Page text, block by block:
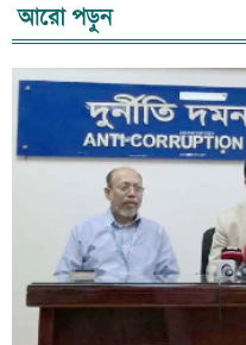
আরো পড়ুন